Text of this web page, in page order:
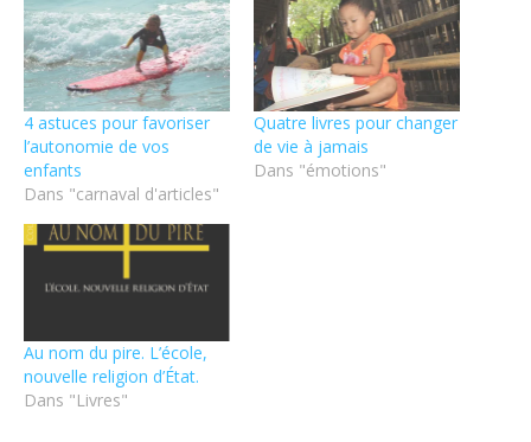
4 astuces pour favoriser
l’autonomie de vos
enfants
Dans "carnaval d'articles"
Quatre livres pour changer
de vie à jamais
Dans "émotions"
Au nom du pire. L’école,
nouvelle religion d’État.
Dans "Livres"